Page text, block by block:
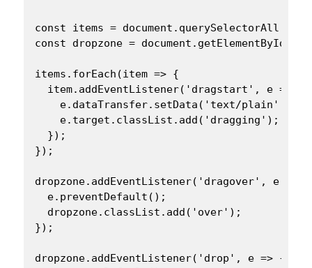
const items =
const dropzone =
items.forEach(item => {
  item.addEventListener('dragstart', e => {
e.dataTransfer.setData('text/plain',
    e.target.classList.add('dragging');
  });
});
dropzone.addEventListener('dragover', e => {
  e.preventDefault();
  dropzone.classList.add('over');
});
dropzone.addEventListener('drop', e => {